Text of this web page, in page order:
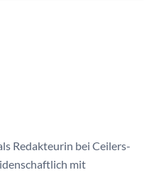
Redakteurin bei Ceilers-
mit